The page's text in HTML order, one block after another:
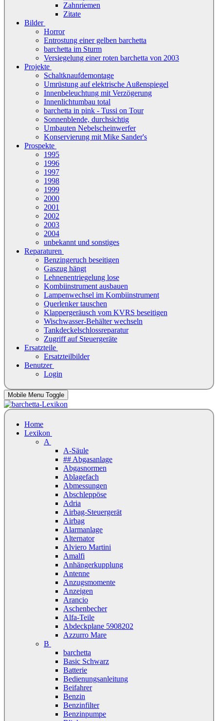
Zahnriemen
Zitate
Bilder
Horror
Entrostung einer gelben barchetta
barchetta im Sturm
Versiegelung einer roten barchetta von 2003
Projekte
Schaltknaufdemontage
Umrüstung auf elektrische Außenspiegel
Innenbeleuchtung mit Verzögerung
Innenlichtumbau total
barchetta in pink - Tussi on Tour
Sonnenblende, durchsichtig
Umbauten Nebelscheinwerfer
Konservierung mit Mike Sander's
Prospekte
1995
1996
1997
1998
1999
2000
2001
2002
2003
2004
unbekannt und sonstiges
Reparaturen
Benzingeruch beseitigen
Gaszug hängt
Lehnenentriegelung lose
Kombiinstrument ausbauen
Lampenwechsel im Kombiinstrument
Querlenker tauschen
Klappergeräusch vom KVRS beseitigen
Wischwasser-Behälter wechseln
Tankdeckelschlossreparatur
Zugriff auf Steuergeräte
Ersatzteile
Ersatzteilbilder
Benutzer
Login
Mobile Menu Toggle
Home
Lexikon
A
A-Säule
## Abgasanlage
Abgasnormen
Ablagefach
Abmessungen
Abschleppöse
Adria
Airbag-Steuergerät
Airbag
Alarmanlage
Alternator
Alviero Martini
Amalfi
Anhängerkupplung
Antenne
Anzugsmomente
Anzeigen
Arancio
Aschenbecher
Alfa-Teile
Abdeckplane 5908202
Azzurro Mare
B
barchetta
Basic Schwarz
Batterie
Bedienungsanleitung
Beifahrer
Benzin
Benzinfilter
Benzinpumpe